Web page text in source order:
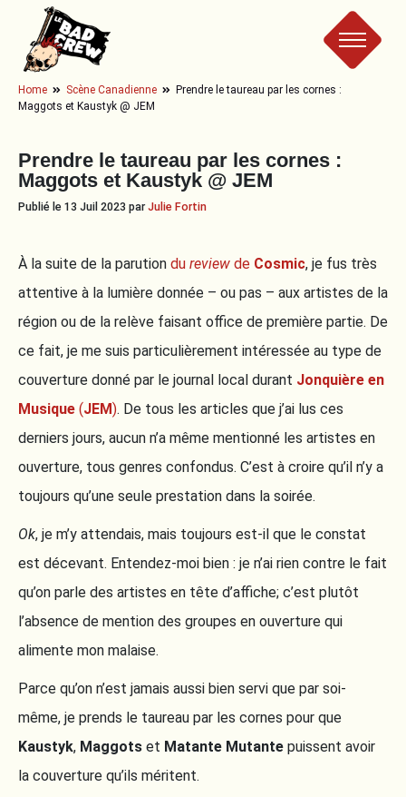
Le
Crew
Home Scène Canadienne
Prendre le taureau par les cornes :
Maggots et Kaustyk @ JEM
Prendre le taureau par les cornes :
Maggots et Kaustyk @ JEM
Publié le 13 Juil 2023 parJulie Fortin
À la suite de la parution du review de Cosmic, je fus très
attentive à la lumière donnée – ou pas – aux artistes de la
région ou de la relève faisant office de première partie. De
ce fait, je me suis particulièrement intéressée au type de
couverture donné par le journal local durant Jonquière en
Musique (JEM). De tous les articles que j’ai lus ces
derniers jours, aucun n’a même mentionné les artistes en
ouverture, tous genres confondus. C’est à croire qu’il n’y a
toujours qu’une seule prestation dans la soirée.
Ok, je m’y attendais, mais toujours est-il que le constat
est décevant. Entendez-moi bien : je n’ai rien contre le fait
qu’on parle des artistes en tête d’affiche; c’est plutôt
l’absence de mention des groupes en ouverture qui
alimente mon malaise.
Parce qu’on n’est jamais aussi bien servi que par soi-
même, je prends le taureau par les cornes pour que
Kaustyk, Maggots et Matante Mutante puissent avoir
la couverture qu’ils méritent.